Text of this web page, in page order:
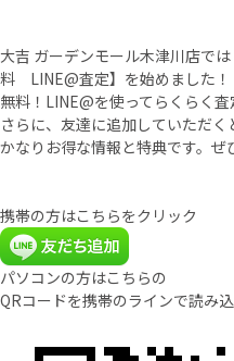
大吉 ガーデンモール木津川店で
料 LINE@査定】を始めました！
無料！LINE@を使ってらくらく査
さらに、友達に追加していただく
かなりお得な情報と特典です。
携帯の方はこちらをクリック
パソコンの方はこちらの
QRコードを携帯のラインで読み